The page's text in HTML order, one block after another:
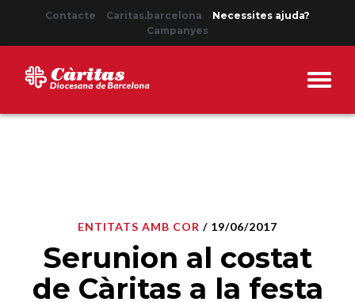
Contacte Caritas.barcelona
Necessites ajuda?
Campanyes
ENTITATS AMB COR / 19/06/2017
Serunion al costat
de Càritas a la festa